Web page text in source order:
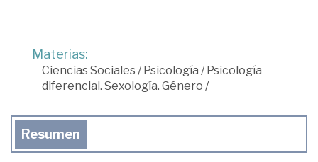
Materias:
Ciencias Sociales/Psicología /Psicología
diferencial. Sexología. Género /
Resumen